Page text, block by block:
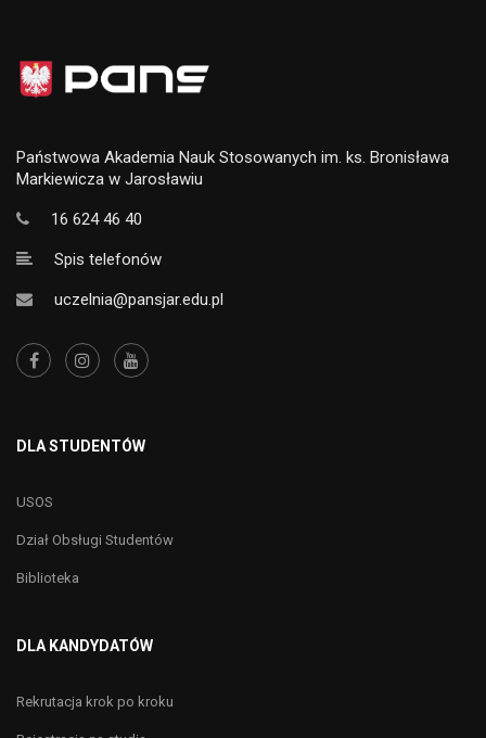
Państwowa Akademia Nauk Stosowanych im. ks. Bronisława
Markiewicza w Jarosławiu
16 624 46 40
Spis telefonów
uczelnia@pansjar.edu.pl
DLA STUDENTÓW
USOS
Dział Obsługi Studentów
Biblioteka
DLA KANDYDATÓW
Rekrutacja krok po kroku